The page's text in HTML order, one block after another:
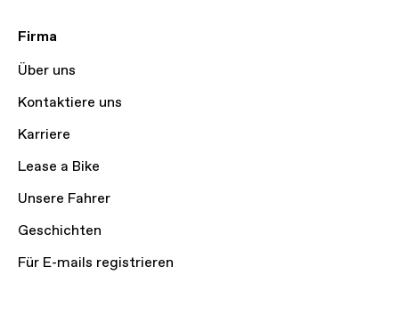
Firma
Über uns
Kontaktiere uns
Karriere
Lease a Bike
Unsere Fahrer
Geschichten
Für E-mails registrieren